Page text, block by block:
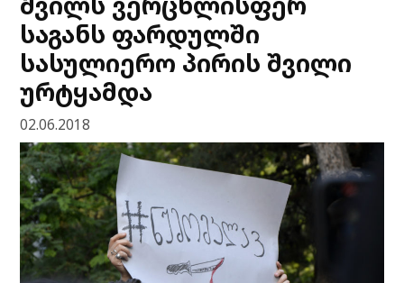
საგანს ფარდულში
სასულიერო პირის შვილი
ურტყამდა
02.06.2018